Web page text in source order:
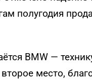
полугодия
BMW —
место,